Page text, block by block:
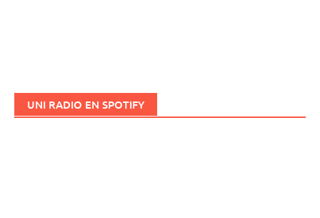
UNI RADIO EN SPOTIFY